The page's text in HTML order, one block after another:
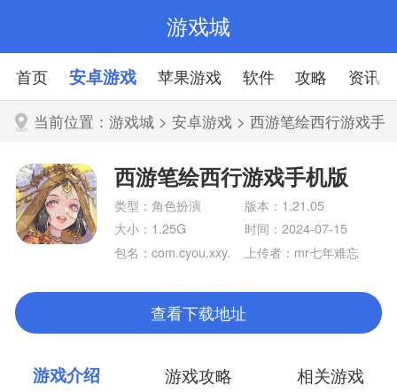
游戏城
首页 安卓游戏 苹果游戏 软件 攻略 资讯
当前位置：游戏城 >安卓游戏 > 西游笔绘西行游戏手
机版
西游笔绘西行游戏手机版
类型：角色扮演
版本：1.21.05
大小：1.25G
时间：2024-07-15
包名：com.cyou.xxy.
上传者：mr七年难忘
查看下载地址
游戏介绍 游戏攻略 相关游戏